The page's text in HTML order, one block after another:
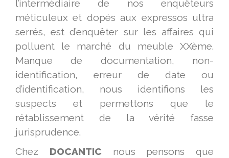
l’intermédiaire de nos enquêteurs
méticuleux et dopés aux expressos ultra
serrés, est d’enquêter sur les affaires qui
polluent le marché du meuble XXème.
Manque de documentation, non-
identification, erreur de date ou
d’identification, nous identifions les
suspects et permettons que le
rétablissement de la vérité fasse
jurisprudence.
Chez DOCANTIC nous pensons que